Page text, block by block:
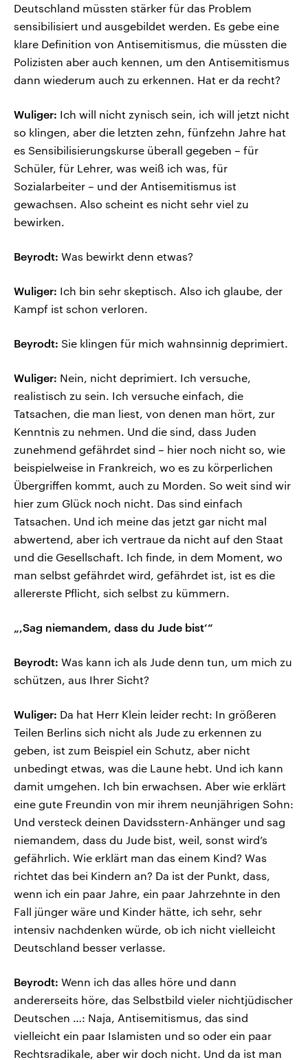
Deutschland müssten stärker für das Problem
sensibilisiert und ausgebildet werden. Es gebe eine
klare Definition von Antisemitismus, die müssten die
Polizisten aber auch kennen, um den Antisemitismus
dann wiederum auch zu erkennen. Hat er da recht?
Wuliger: Ich will nicht zynisch sein, ich will jetzt nicht
so klingen, aber die letzten zehn, fünfzehn Jahre hat
es Sensibilisierungskurse überall gegeben – für
Schüler, für Lehrer, was weiß ich was, für
Sozialarbeiter – und der Antisemitismus ist
gewachsen. Also scheint es nicht sehr viel zu
bewirken.
Beyrodt: Was bewirkt denn etwas?
Wuliger: Ich bin sehr skeptisch. Also ich glaube, der
Kampf ist schon verloren.
Beyrodt: Sie klingen für mich wahnsinnig deprimiert.
Wuliger: Nein, nicht deprimiert. Ich versuche,
realistisch zu sein. Ich versuche einfach, die
Tatsachen, die man liest, von denen man hört, zur
Kenntnis zu nehmen. Und die sind, dass Juden
zunehmend gefährdet sind – hier noch nicht so, wie
beispielweise in Frankreich, wo es zu körperlichen
Übergriffen kommt, auch zu Morden. So weit sind wir
hier zum Glück noch nicht. Das sind einfach
Tatsachen. Und ich meine das jetzt gar nicht mal
abwertend, aber ich vertraue da nicht auf den Staat
und die Gesellschaft. Ich finde, in dem Moment, wo
man selbst gefährdet wird, gefährdet ist, ist es die
allererste Pflicht, sich selbst zu kümmern.
„,Sag niemandem, dass du Jude bist‘“
Beyrodt: Was kann ich als Jude denn tun, um mich zu
schützen, aus Ihrer Sicht?
Wuliger: Da hat Herr Klein leider recht: In größeren
Teilen Berlins sich nicht als Jude zu erkennen zu
geben, ist zum Beispiel ein Schutz, aber nicht
unbedingt etwas, was die Laune hebt. Und ich kann
damit umgehen. Ich bin erwachsen. Aber wie erklärt
eine gute Freundin von mir ihrem neunjährigen Sohn:
Und versteck deinen Davidsstern-Anhänger und sag
niemandem, dass du Jude bist, weil, sonst wird’s
gefährlich. Wie erklärt man das einem Kind? Was
richtet das bei Kindern an? Da ist der Punkt, dass,
wenn ich ein paar Jahre, ein paar Jahrzehnte in den
Fall jünger wäre und Kinder hätte, ich sehr, sehr
intensiv nachdenken würde, ob ich nicht vielleicht
Deutschland besser verlasse.
Beyrodt: Wenn ich das alles höre und dann
andererseits höre, das Selbstbild vieler nichtjüdischer
Deutschen …: Naja, Antisemitismus, das sind
vielleicht ein paar Islamisten und so oder ein paar
Rechtsradikale, aber wir doch nicht. Und da ist man